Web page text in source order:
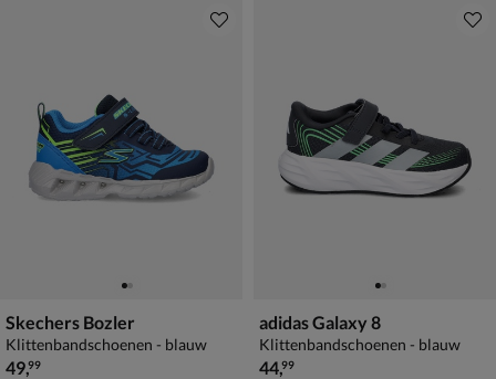
Skechers Bozler
Klittenbandschoenen - blauw
€ 49,99
49,99
adidas Galaxy 8
Klittenbandschoenen - blauw
€ 44,99
44,99